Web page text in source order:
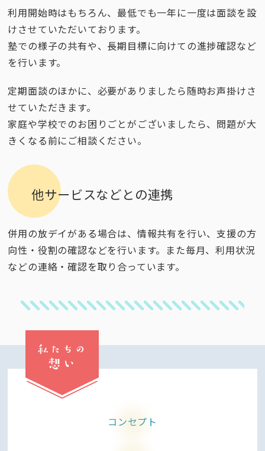
利用開始時はもちろん、最低でも一年に一度は面談を設
けさせていただいております。
塾での様子の共有や、長期目標に向けての進捗確認など
を行います。
定期面談のほかに、必要がありましたら随時お声掛けさ
せていただきます。
家庭や学校でのお困りごとがございましたら、問題が大
きくなる前にご相談ください。
他サービスなどとの連携
併用の放デイがある場合は、情報共有を行い、支援の方
向性・役割の確認などを行います。また毎月、利用状況
などの連絡・確認を取り合っています。
私たちの
想い
コンセプト